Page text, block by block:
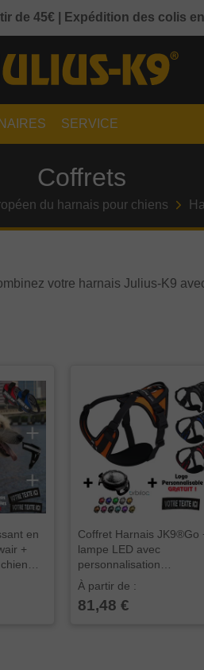
de 45€ | Expédition des colis
SERVICE
Coffrets
du harnais pour chiens
votre harnais Julius-K9
en
+
Coffret Harnais JK9®Go
lampe LED avec
personnalisation
OFFERTE
À partir de :
81,48 €